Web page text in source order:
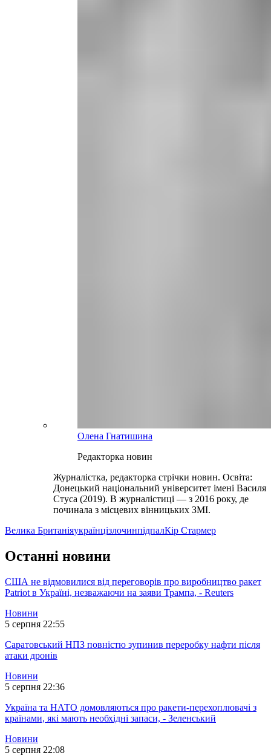
Олена Гнатишина
Редакторка новин
Журналістка, редакторка стрічки новин. Освіта:
Донецький національний університет імені Василя
Стуса (2019). В журналістиці — з 2016 року, де
починала з місцевих вінницьких ЗМІ.
Велика БританіяукраїнцізлочинпідпалКір Стармер
Останні новини
США не відмовилися від переговорів про виробництво ракет
Patriot в Україні, незважаючи на заяви Трампа, - Reuters
Новини
5 серпня 22:55
Саратовський НПЗ повністю зупинив переробку нафти після
атаки дронів
Новини
5 серпня 22:36
Україна та НАТО домовляються про ракети-перехоплювачі з
країнами, які мають необхідні запаси, - Зеленський
Новини
5 серпня 22:08